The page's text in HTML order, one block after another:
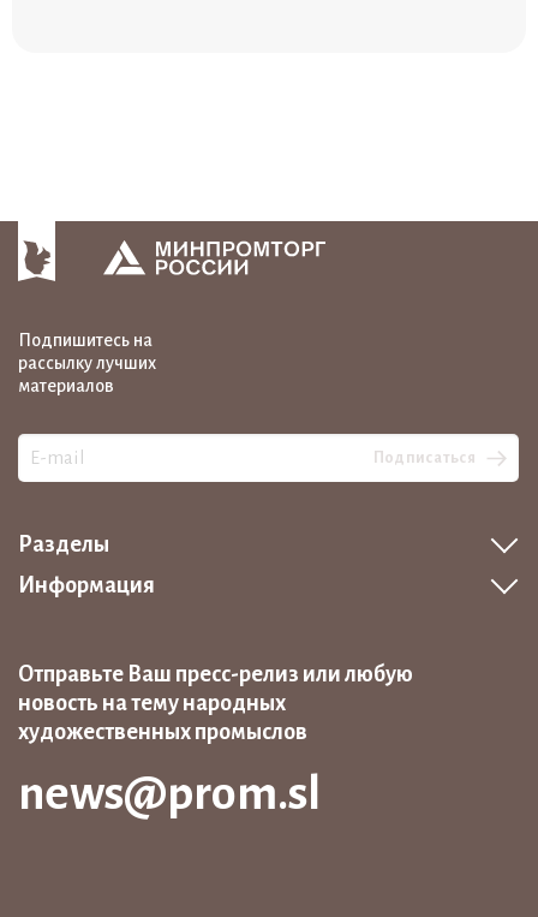
Подпишитесь на
рассылку лучших
материалов
Подписаться
Разделы
Информация
Отправьте Ваш пресс-релиз или любую
новость на тему народных
художественных промыслов
news@prom.sl